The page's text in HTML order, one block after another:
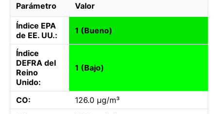
Parámetro Valor
Índice EPA
de EE. UU.:
1 (Bueno)
Índice
DEFRA del
Reino
Unido:
1 (Bajo)
CO:
126.0 µg/m³